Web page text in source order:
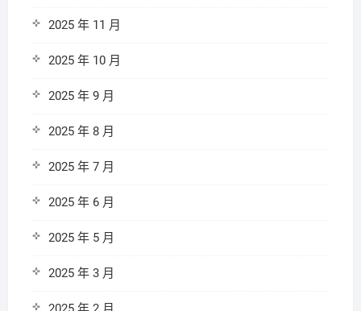
2025 年 11 月
2025 年 10 月
2025 年 9 月
2025 年 8 月
2025 年 7 月
2025 年 6 月
2025 年 5 月
2025 年 3 月